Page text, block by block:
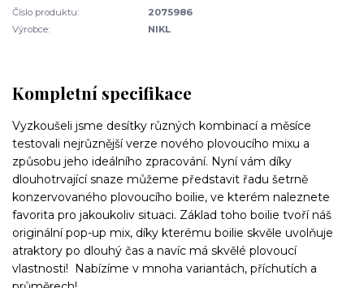
Číslo produktu:
2075986
Výrobce:
NIKL
Kompletní specifikace
Vyzkoušeli jsme desítky různých kombinací a měsíce
testovali nejrůznější verze nového plovoucího mixu a
způsobu jeho ideálního zpracování. Nyní vám díky
dlouhotrvající snaze můžeme představit řadu šetrně
konzervovaného plovoucího boilie, ve kterém naleznete
favorita pro jakoukoliv situaci. Základ toho boilie tvoří náš
originální pop-up mix, díky kterému boilie skvěle uvolňuje
atraktory po dlouhý čas a navíc má skvělé plovoucí
vlastnosti! Nabízíme v mnoha variantách, příchutích a